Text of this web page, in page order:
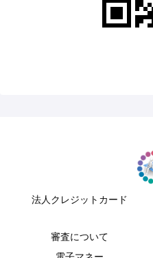
法人クレジットカード
審査について